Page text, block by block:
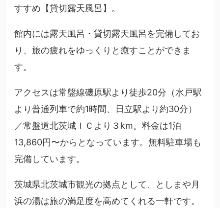
すすめ【貸切露天風呂】。
館内には露天風呂・貸切露天風呂を完備してお
り、旅の疲れをゆっくりと癒すことができま
す。
アクセスは常盤線磯原駅より徒歩20分（水戸駅
より普通列車で約1時間、日立駅より約30分）
／常盤道北茨城ＩＣより３km。料金は1泊
13,860円〜からとなっています。無料駐車場も
完備しています。
茨城県北茨城市観光の拠点として、としまや月
浜の湯は旅の満足度を高めてくれる一軒です。